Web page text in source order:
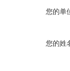
您的单
您的姓